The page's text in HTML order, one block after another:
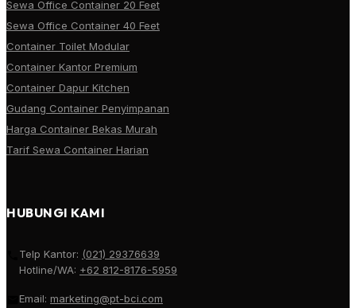
Sewa Office Container 20 Feet
Sewa Office Container 40 Feet
Container Toilet Modular
Container Kantor Premium
Container Dapur Kitchen
Gudang Container Penyimpanan
Harga Container Bekas Murah
Tarif Sewa Container Harian
HUBUNGI KAMI
Telp Kantor: (021) 29376639
Hotline/WA: +62 812-8176-5959
Email: marketing@pt-bci.com